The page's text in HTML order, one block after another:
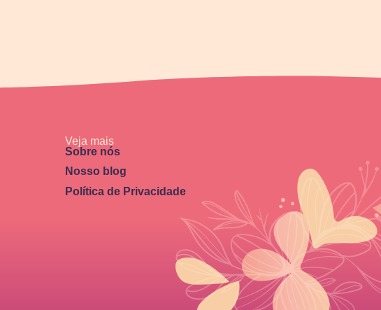
Veja mais
Sobre nós
Nosso blog
Política de Privacidade